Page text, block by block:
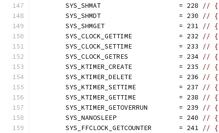
	SYS_SHMAT                    = 228
// {
	SYS_SHMDT                    = 230
// {
	SYS_SHMGET                   = 231
// {
	SYS_CLOCK_GETTIME            = 232
// {
	SYS_CLOCK_SETTIME            = 233
// {
	SYS_CLOCK_GETRES             = 234
// {
	SYS_KTIMER_CREATE            = 235
// {
	SYS_KTIMER_DELETE            = 236
// {
	SYS_KTIMER_SETTIME           = 237
// {
	SYS_KTIMER_GETTIME           = 238
// {
	SYS_KTIMER_GETOVERRUN        = 239
// {
	SYS_NANOSLEEP                = 240
// {
	SYS_FFCLOCK_GETCOUNTER       = 241
// {